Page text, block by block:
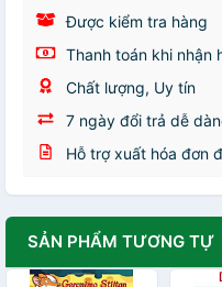
Được kiểm tra hàng
Thanh toán khi nhận
Chất lượng, Uy tín
7 ngày đổi trả dễ
Hỗ trợ xuất hóa đơn
SẢN PHẨM TƯƠNG TỰ